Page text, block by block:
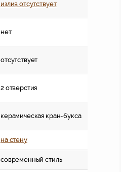
излив отсутствует
нет
отсутствует
2 отверстия
керамическая кран-букса
на стену
современный стиль